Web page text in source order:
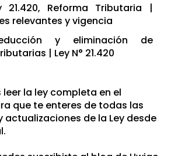
21.420, Reforma Tributaria |
relevantes y vigencia
y eliminación de
| Ley N° 21.420
la ley completa en el
que te enteres de todas las
actualizaciones de la Ley desde